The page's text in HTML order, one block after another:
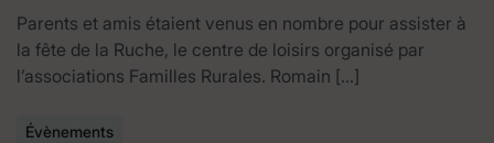
Parents et amis étaient venus en nombre pour assister à
la fête de la Ruche, le centre de loisirs organisé par
l’associations Familles Rurales. Romain […]
Évènements